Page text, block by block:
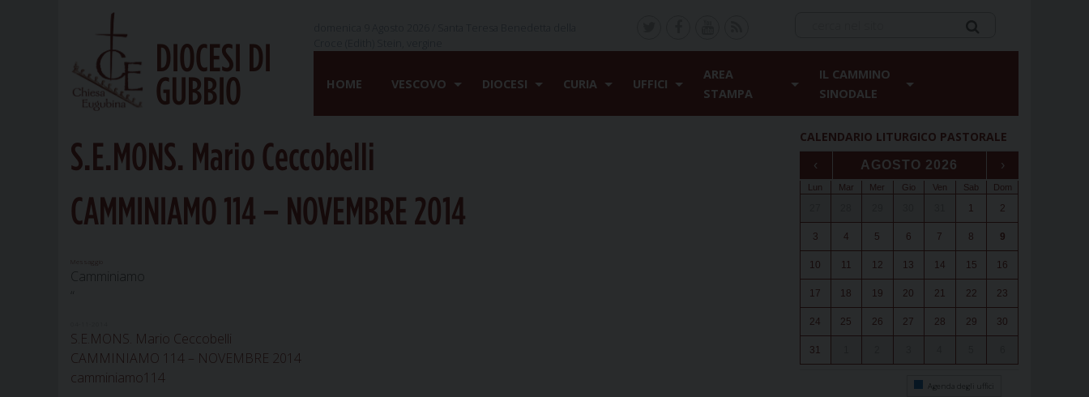
DIOCESI DI
GUBBIO
HOME VESCOVO DIOCESI CURIA UFFICI
AREA
STAMPA
IL CAMMINO
SINODALE
S.E.MONS. Mario Ceccobelli
CAMMINIAMO 114 – NOVEMBRE 2014
Camminiamo
S.E.MONS. Mario Ceccobelli
CAMMINIAMO 114 – NOVEMBRE 2014
camminiamo114
CALENDARIO LITURGICO PASTORALE
‹ AGOSTO 2026 ›
Lun Mar Mer Gio Ven Sab Dom
1 2
3 4 5 6 7 8 9
10 11 12 13 14 15 16
17 18 19 20 21 22 23
24 25 26 27 28 29 30
31
Agenda degli uffici